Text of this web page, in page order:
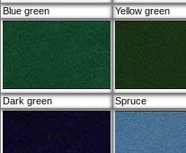
Blue green Yellow green
Dark green Spruce